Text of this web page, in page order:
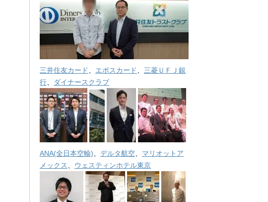
三井住友カード エポスカード
三菱ＵＦＪ銀
行
ダイナースクラブ
ANA(全日本空輸) デルタ航空
マリオットア
メックス
ウェスティンホテル東京